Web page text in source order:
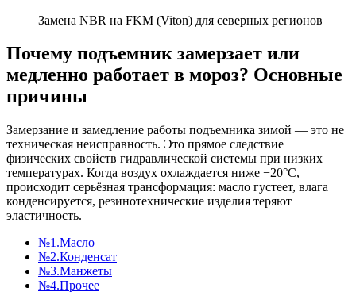
Замена NBR на FKM (Viton) для северных регионов
Почему подъемник замерзает или
медленно работает в мороз? Основные
причины
Замерзание и замедление работы подъемника зимой — это не
техническая неисправность. Это прямое следствие
физических свойств гидравлической системы при низких
температурах. Когда воздух охлаждается ниже −20°C,
происходит серьёзная трансформация: масло густеет, влага
конденсируется, резинотехнические изделия теряют
эластичность.
№1.Масло
№2.Конденсат
№3.Манжеты
№4.Прочее